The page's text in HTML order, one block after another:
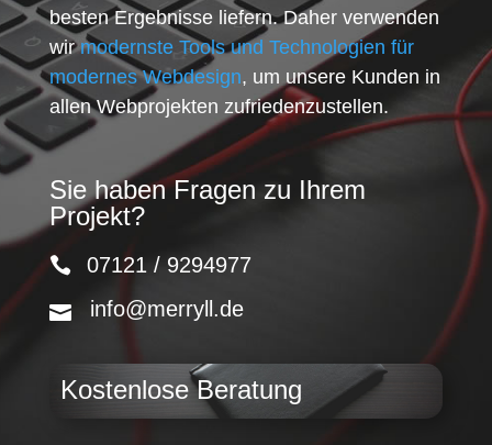
besten Ergebnisse liefern. Daher verwenden
wirmodernste Tools und Technologien für
modernes Webdesign, um unsere Kunden in
allen Webprojekten zufriedenzustellen.
Sie haben Fragen zu Ihrem
Projekt?
07121 / 9294977
info@merryll.de
Kostenlose Beratung